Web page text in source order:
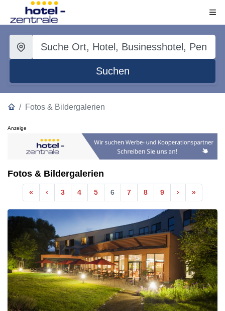
Suchen
Fotos & Bildergalerien
Anzeige
Fotos & Bildergalerien
« Anfang
‹ Vorherige
3 4 5 6 7 8 9 › Nächste
»